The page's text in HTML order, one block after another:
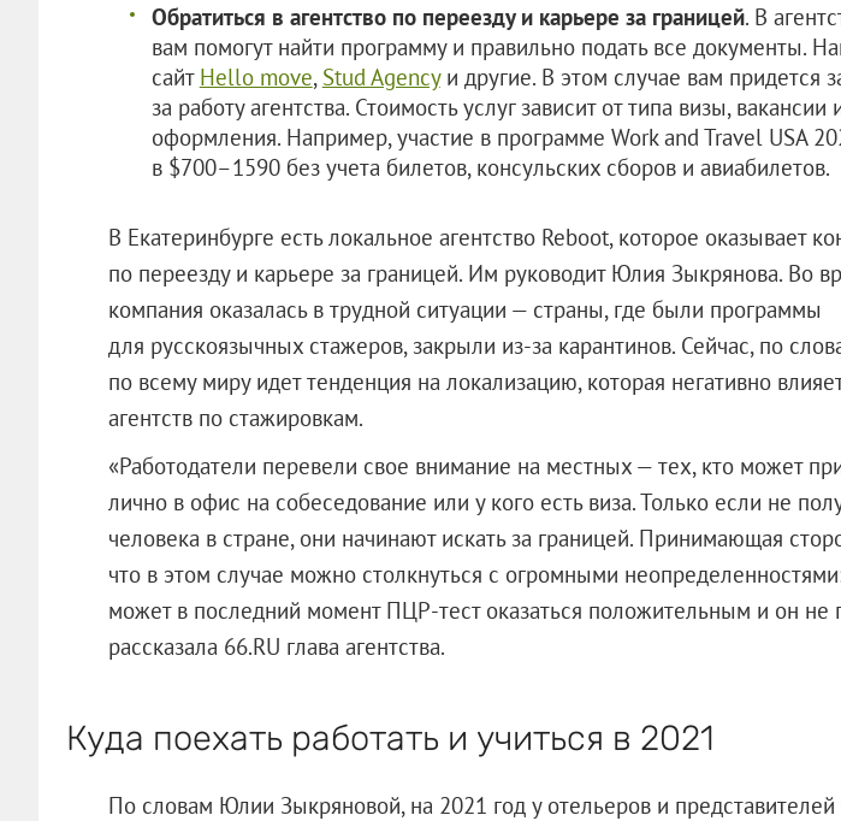
Обратиться в агентство по переезду и карьере за границей. В
вам помогут найти программу и правильно подать все документы.
сайт Hello move, Stud Agencyи другие. В этом случае вам придется
за работу агентства. Стоимость услуг зависит от типа визы, вакансии
оформления. Например, участие в программе Work and Travel USA
в $700–1590 без учета билетов, консульских сборов и авиабилетов.
В Екатеринбурге есть локальное агентство Reboot, которое оказывает
по переезду и карьере за границей. Им руководит Юлия Зыкрянова. Во
компания оказалась в трудной ситуации — страны, где были программы
для русскоязычных стажеров, закрыли из-за карантинов. Сейчас, по
по всему миру идет тенденция на локализацию, которая негативно
агентств по стажировкам.
«Работодатели перевели свое внимание на местных — тех, кто может
лично в офис на собеседование или у кого есть виза. Только если не
человека в стране, они начинают искать за границей. Принимающая
что в этом случае можно столкнуться с огромными
может в последний момент ПЦР-тест оказаться положительным и он не
рассказала 66.RU глава агентства.
Куда поехать работать и учиться в 2021
По словам Юлии Зыкряновой, на 2021 год у отельеров и представителей